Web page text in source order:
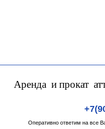
Аренда и прокат
Оперативно ответим на все